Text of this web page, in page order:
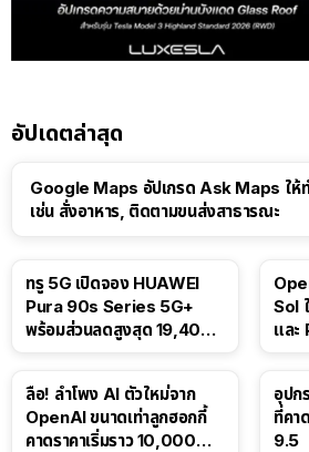
อัปเดตล่าสุด
Google Maps อัปเกรด Ask Maps ให้
เช่น สั่งอาหาร, ติดตามขนส่งสาธารณะ
ทรู 5G เปิดจอง HUAWEI
Pura 90s Series 5G+
พร้อมส่วนลดสูงสุด 19,400
Sol
และ
ลือ! ลำโพง AI ตัวใหม่จาก
OpenAI ขนาดเท่าลูกฮอกกี้
คาดราคาเริ่มราว 10,000
อุปก
ที่คา
9.5